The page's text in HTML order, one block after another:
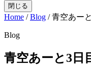
閉じる
Home /Blog /青空あー
Blog
青空あーと3日